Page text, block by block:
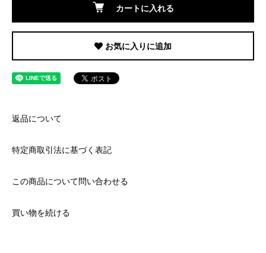
カートに入れる
お気に入りに追加
返品について
特定商取引法に基づく表記
この商品について問い合わせる
買い物を続ける